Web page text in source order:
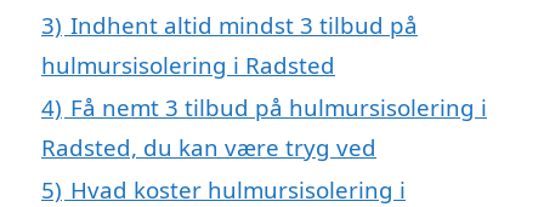
3) Indhent altid mindst 3 tilbud på
hulmursisolering i Radsted
4) Få nemt 3 tilbud på hulmursisolering i
Radsted, du kan være tryg ved
5) Hvad koster hulmursisolering i